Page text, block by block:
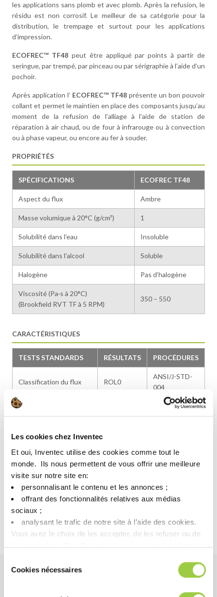
Les cookies chez Inventec
Et oui, Inventec utilise des cookies comme tout le
monde. ​ Ils nous permettent de vous offrir une meilleure
visite sur notre site en:​
personnalisant le contenu et les annonces ;​
offrant des fonctionnalités relatives aux médias
sociaux ; ​
analysant le trafic de notre site à l’aide des cookies.​
Vous avez le choix de les accepter, de les refuser ou de
les paramétrer.​ Pas de panique, vous pourrez également
cookies.​ ​ ​
duCookies nécessaires
les applications sans plomb et avec plomb. Après la refusion, le
résidu est non corrosif. Le meilleur de sa catégorie pour la
distribution, le trempage et surtout pour les applications
d’impression.
ECOFREC™ TF48peut être appliqué par points à partir de
seringue, par trempé, par pinceau ou par sérigraphie à l’aide d’un
pochoir.
Après application l’ ECOFREC™ TF48 présente un bon pouvoir
collant et permet le maintien en place des composants jusqu’au
moment de la refusion de l’alliage à l’aide de station de
réparation à air chaud, ou de four à infrarouge ou à convection
ou à phase vapeur, ou encore au fer à souder.
PROPRIÉTÉS
SPÉCIFICATIONS ECOFREC TF48
Aspect du flux Ambre
Masse volumique à 20°C (g/cm³) 1
Solubilité dans l’eau Insoluble
Solubilité dans l’alcool Soluble
Halogène Pas d’halogène
Viscosité (Pa·s à 20°C)
(Brookfield RVT TF à 5 RPM)
350 – 550
CARACTÉRISTIQUES
TESTS STANDARDS RÉSULTATS PROCÉDURES
Classification du flux ROL0
ANSI/J-STD-
004
Résistance d’isolement
de surface /
Passe
ANSI/J-STD-
85°C / 85% HR – 15
jours
Passe : Fc <
1%
Inventec
MO.SB.10029
Papier chromate Passe
ANSI/J-STD-
004
Miroir de cuivre Passe
004